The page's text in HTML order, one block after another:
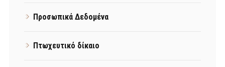
Προσωπικά Δεδομένα
Πτωχευτικό δίκαιο